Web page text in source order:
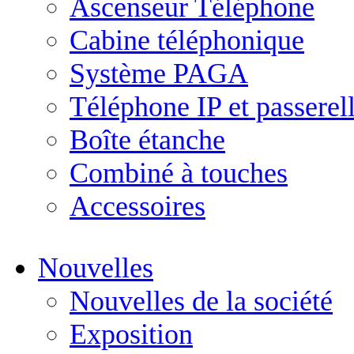
Ascenseur Téléphone
Cabine téléphonique
Système PAGA
Téléphone IP et
Boîte étanche
Combiné à touches
Accessoires
Nouvelles
Nouvelles de la société
Exposition